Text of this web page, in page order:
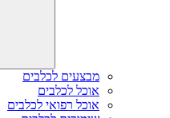
מבצעים לכלבים
אוכל לכלבים
אוכל רפואי לכלבים